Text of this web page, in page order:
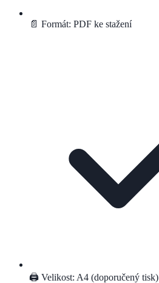
📄 Formát: PDF ke stažení
🖨️ Velikost: A4 (doporučený tisk)